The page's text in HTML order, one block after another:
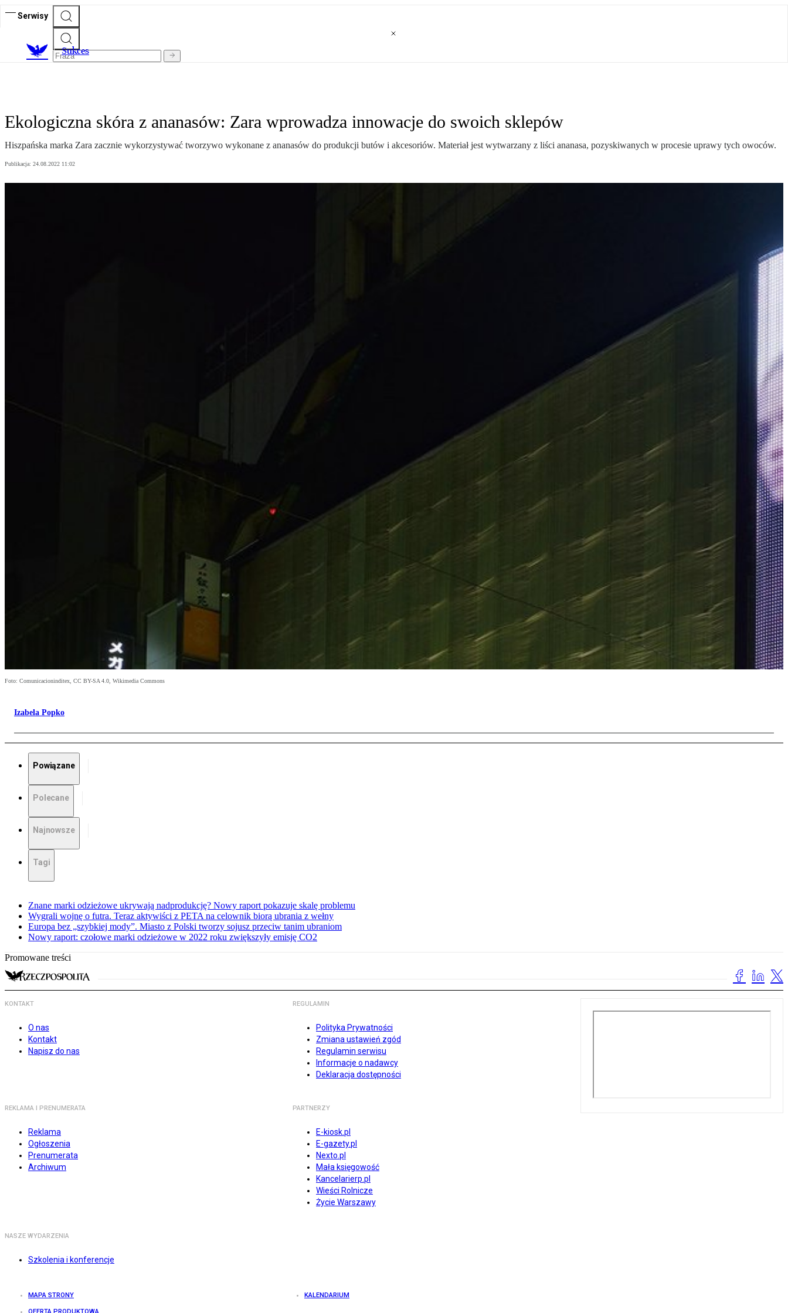
Serwisy
Sukces
Ekologiczna skóra z ananasów: Zara wprowadza innowacje do swoich sklepów
Hiszpańska marka Zara zacznie wykorzystywać tworzywo wykonane z ananasów do produkcji butów i akcesoriów. Materiał jest wytwarzany z liści ananasa, pozyskiwanych w procesie uprawy tych owoców.
Publikacja: 24.08.2022 11:02
Foto: Comunicacioninditex, CC BY-SA 4.0, Wikimedia Commons
Izabela Popko
Powiązane
Polecane
Najnowsze
Tagi
Znane marki odzieżowe ukrywają nadprodukcję? Nowy raport pokazuje skalę problemu
Wygrali wojnę o futra. Teraz aktywiści z PETA na celownik biorą ubrania z wełny
Europa bez „szybkiej mody”. Miasto z Polski tworzy sojusz przeciw tanim ubraniom
Nowy raport: czołowe marki odzieżowe w 2022 roku zwiększyły emisję CO2
Promowane treści
KONTAKT
O nas
Kontakt
Napisz do nas
REGULAMIN
Polityka Prywatności
Zmiana ustawień zgód
Regulamin serwisu
Informacje o nadawcy
Deklaracja dostępności
REKLAMA I PRENUMERATA
Reklama
Ogłoszenia
Prenumerata
Archiwum
PARTNERZY
E-kiosk.pl
E-gazety.pl
Nexto.pl
Mała księgowość
Kancelarierp.pl
Wieści Rolnicze
Życie Warszawy
NASZE WYDARZENIA
Szkolenia i konferencje
MAPA STRONY KALENDARIUM